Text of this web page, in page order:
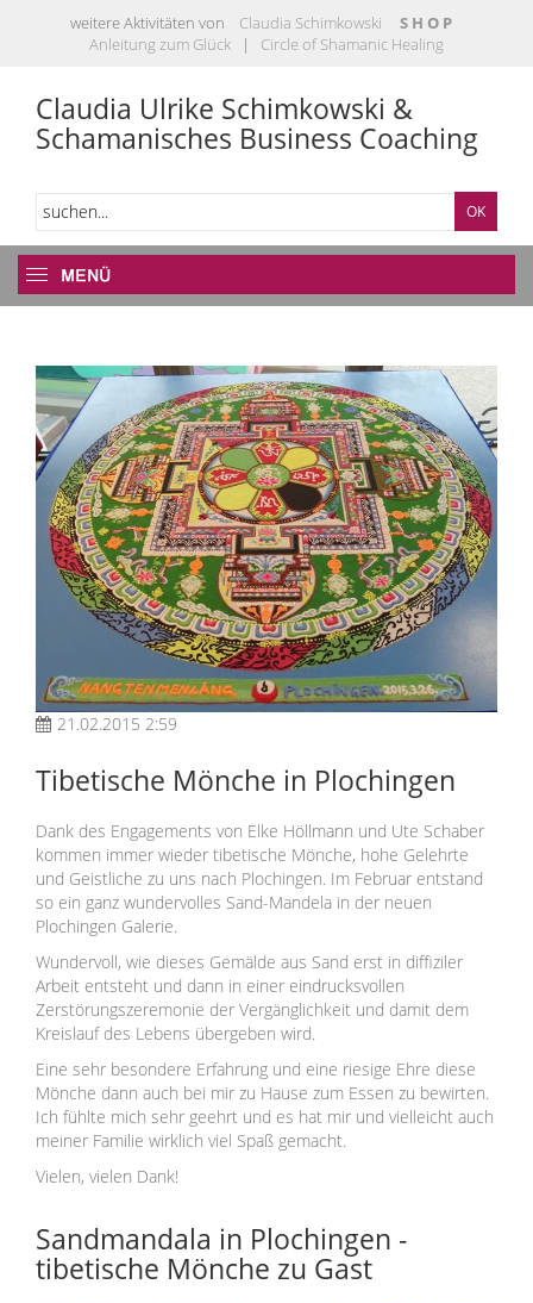
weitere Aktivitäten von Claudia Schimkowski
S H O P
Anleitung zum Glück | Circle of Shamanic Healing
Claudia Ulrike Schimkowski &
Schamanisches Business Coaching
21.02.2015 2:59
Tibetische Mönche in Plochingen
Dank des Engagements von Elke Höllmann und Ute Schaber
kommen immer wieder tibetische Mönche, hohe Gelehrte
und Geistliche zu uns nach Plochingen. Im Februar entstand
so ein ganz wundervolles Sand-Mandela in der neuen
Plochingen Galerie.
Wundervoll, wie dieses Gemälde aus Sand erst in diffiziler
Arbeit entsteht und dann in einer eindrucksvollen
Zerstörungszeremonie der Vergänglichkeit und damit dem
Kreislauf des Lebens übergeben wird.
Eine sehr besondere Erfahrung und eine riesige Ehre diese
Mönche dann auch bei mir zu Hause zum Essen zu bewirten.
Ich fühlte mich sehr geehrt und es hat mir und vielleicht auch
meiner Familie wirklich viel Spaß gemacht.
Vielen, vielen Dank!
Sandmandala in Plochingen -
tibetische Mönche zu Gast